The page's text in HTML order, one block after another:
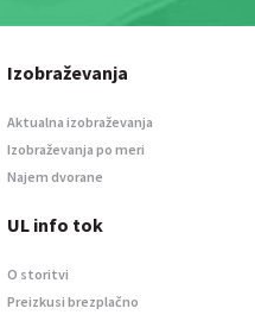
Izobraževanja
Aktualna izobraževanja
Izobraževanja po meri
Najem dvorane
UL info tok
O storitvi
Preizkusi brezplačno